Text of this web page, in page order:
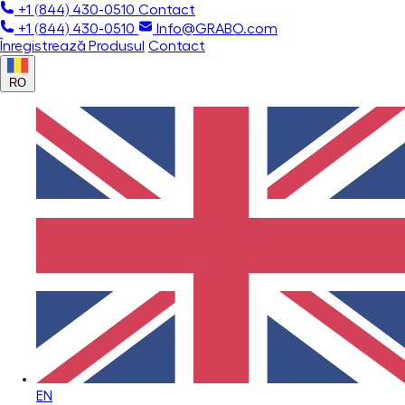
+1 (844) 430-0510 Contact
+1 (844) 430-0510
Info@GRABO.com
Înregistrează Produsul Contact
RO
EN